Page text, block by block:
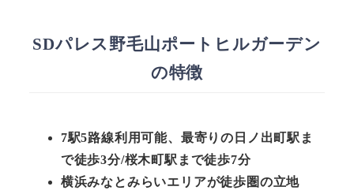
SDパレス野毛山ポートヒルガーデン
の特徴
7駅5路線利用可能、最寄りの日ノ出町駅ま
で徒歩3分/桜木町駅まで徒歩7分
横浜みなとみらいエリアが徒歩圏の立地